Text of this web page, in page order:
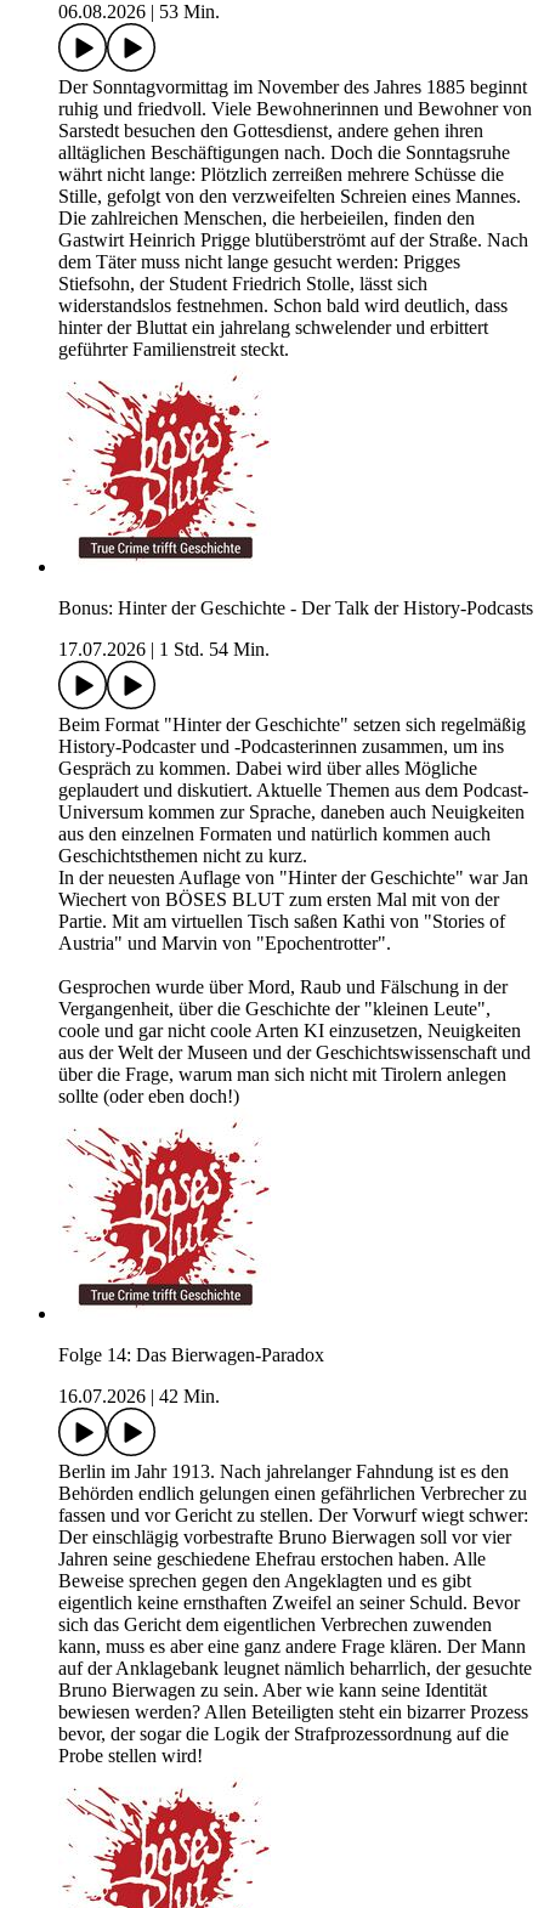
06.08.2026
53 Min.
Der Sonntagvormittag im November des Jahres 1885 beginnt
ruhig und friedvoll. Viele Bewohnerinnen und Bewohner von
Sarstedt besuchen den Gottesdienst, andere gehen ihren
alltäglichen Beschäftigungen nach. Doch die Sonntagsruhe
währt nicht lange: Plötzlich zerreißen mehrere Schüsse die
Stille, gefolgt von den verzweifelten Schreien eines Mannes.
Die zahlreichen Menschen, die herbeieilen, finden den
Gastwirt Heinrich Prigge blutüberströmt auf der Straße. Nach
dem Täter muss nicht lange gesucht werden: Prigges
Stiefsohn, der Student Friedrich Stolle, lässt sich
widerstandslos festnehmen. Schon bald wird deutlich, dass
hinter der Bluttat ein jahrelang schwelender und erbittert
geführter Familienstreit steckt.
Bonus: Hinter der Geschichte - Der Talk der History-Podcasts
17.07.2026
1 Std. 54 Min.
Beim Format "Hinter der Geschichte" setzen sich regelmäßig
History-Podcaster und -Podcasterinnen zusammen, um ins
Gespräch zu kommen. Dabei wird über alles Mögliche
geplaudert und diskutiert. Aktuelle Themen aus dem Podcast-
Universum kommen zur Sprache, daneben auch Neuigkeiten
aus den einzelnen Formaten und natürlich kommen auch
Geschichtsthemen nicht zu kurz.
In der neuesten Auflage von "Hinter der Geschichte" war Jan
Wiechert von BÖSES BLUT zum ersten Mal mit von der
Partie. Mit am virtuellen Tisch saßen Kathi von "Stories of
Austria" und Marvin von "Epochentrotter".
Gesprochen wurde über Mord, Raub und Fälschung in der
Vergangenheit, über die Geschichte der "kleinen Leute",
coole und gar nicht coole Arten KI einzusetzen, Neuigkeiten
aus der Welt der Museen und der Geschichtswissenschaft und
über die Frage, warum man sich nicht mit Tirolern anlegen
sollte (oder eben doch!)
Folge 14: Das Bierwagen-Paradox
16.07.2026
42 Min.
Berlin im Jahr 1913. Nach jahrelanger Fahndung ist es den
Behörden endlich gelungen einen gefährlichen Verbrecher zu
fassen und vor Gericht zu stellen. Der Vorwurf wiegt schwer:
Der einschlägig vorbestrafte Bruno Bierwagen soll vor vier
Jahren seine geschiedene Ehefrau erstochen haben. Alle
Beweise sprechen gegen den Angeklagten und es gibt
eigentlich keine ernsthaften Zweifel an seiner Schuld. Bevor
sich das Gericht dem eigentlichen Verbrechen zuwenden
kann, muss es aber eine ganz andere Frage klären. Der Mann
auf der Anklagebank leugnet nämlich beharrlich, der gesuchte
Bruno Bierwagen zu sein. Aber wie kann seine Identität
bewiesen werden? Allen Beteiligten steht ein bizarrer Prozess
bevor, der sogar die Logik der Strafprozessordnung auf die
Probe stellen wird!